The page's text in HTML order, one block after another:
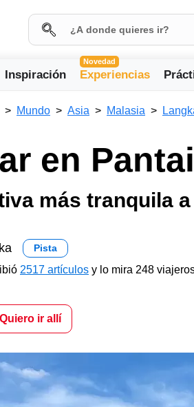
Inspiración
Novedad
Experiencias
Mundo Asia Malasia
en
más tranquila
Pista
2517 artículos y lo mira 248
Quiero ir allí